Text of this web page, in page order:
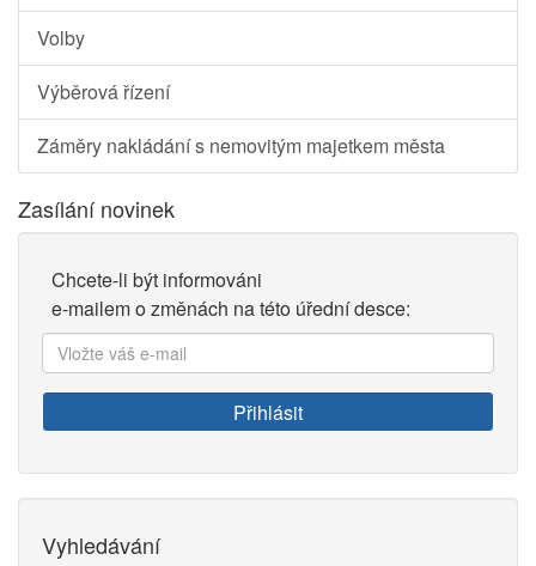
Volby
Výběrová řízení
Záměry nakládání s nemovitým majetkem města
Zasílání novinek
Chcete-li být informováni
e-mailem o změnách na této úřední desce:
Vložte
váš
e-
mail:
Přihlásit
Vyhledávání